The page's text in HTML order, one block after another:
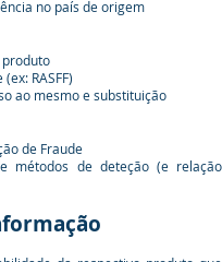
no país de origem
RASFF)
ao mesmo e substituição
de Fraude
métodos de deteção (e relação